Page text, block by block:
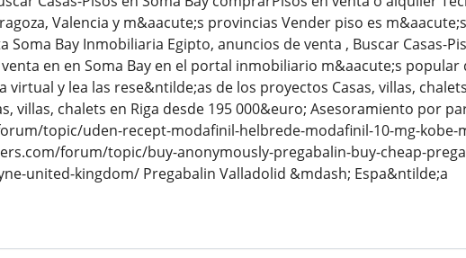
Valencia y m&aacute;s provincias Vender piso es
Bay Inmobiliaria Egipto, anuncios de venta , Buscar Casas-
en en Soma Bay en el portal inmobiliario m&aacute;s popular
virtual y lea las rese&ntilde;as de los proyectos Casas, villas,
villas, chalets en Riga desde 195 000&euro; Asesoramiento por
topic/uden-recept-modafinil-helbrede-modafinil-10-mg-
forum/topic/buy-anonymously-pregabalin-buy-cheap-
united-kingdom/ Pregabalin Valladolid &mdash; Espa&ntilde;a